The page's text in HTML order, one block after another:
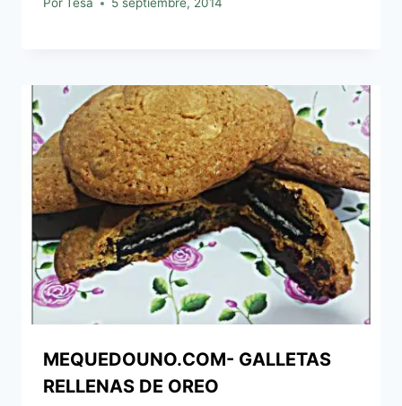
PorTesa 5 septiembre, 2014
MEQUEDOUNO.COM- GALLETAS
RELLENAS DE OREO